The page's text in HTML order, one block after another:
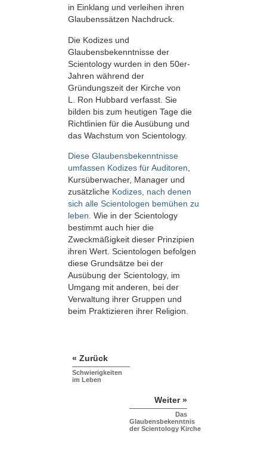
in Einklang und verleihen ihren
Glaubenssätzen Nachdruck.
Die Kodizes und
Glaubensbekenntnisse der
Scientology wurden in den 50er-
Jahren während der
Gründungszeit der Kirche von
L. Ron Hubbard verfasst. Sie
bilden bis zum heutigen Tage die
Richtlinien für die Ausübung und
das Wachstum von Scientology.
Diese Glaubensbekenntnisse
umfassen Kodizes für Auditoren,
Kursüberwacher, Manager und
zusätzliche Kodizes, nach denen
sich alle Scientologen bemühen zu
leben. Wie in der Scientology
bestimmt auch hier die
Zweckmäßigkeit dieser Prinzipien
ihren Wert. Scientologen befolgen
diese Grundsätze bei der
Ausübung der Scientology, im
Umgang mit anderen, bei der
Verwaltung ihrer Gruppen und
beim Praktizieren ihrer Religion.
« Zurück
Schwierigkeiten
im Leben
Weiter »
Das
Glaubensbekenntnis
der Scientology Kirche